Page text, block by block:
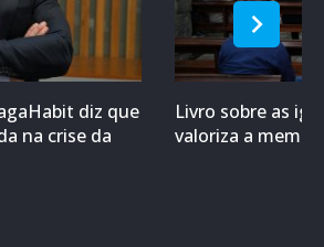
diz que
na crise da
Livro sobre as
valoriza a